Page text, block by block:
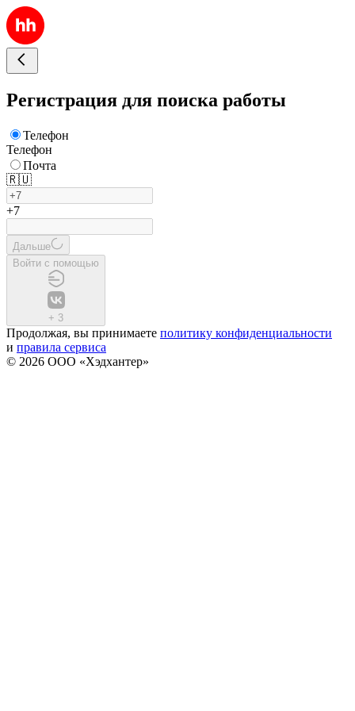
Регистрация для поиска работы
Телефон
Телефон
Почта
🇷🇺
+7
Дальше
Войти с помощью
+ 3
Продолжая, вы принимаете политику конфиденциальности
и правила сервиса
© 2026 ООО «Хэдхантер»